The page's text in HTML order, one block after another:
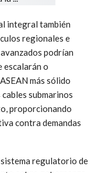
en la
a reducir la
estos puntos de
integral también
podrían